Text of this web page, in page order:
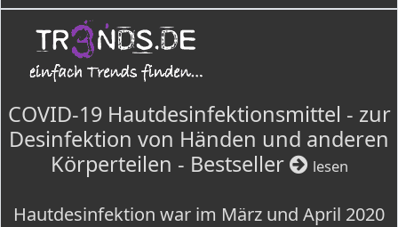
COVID-19 Hautdesinfektionsmittel - zur
Desinfektion von Händen und anderen
Körperteilen - Bestseller
lesen
Hautdesinfektion war im März und April 2020